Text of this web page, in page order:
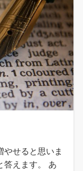
せると思いま
答えます。 あ